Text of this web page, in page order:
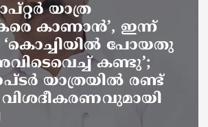
news
‘ഖേദം
പറയാൻ
പറഞ്ഞത്’;
ജോൺ